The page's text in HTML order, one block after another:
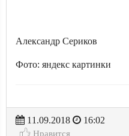
Александр Сериков
Фото: яндекс картинки
11.09.2018
16:02
Нравится